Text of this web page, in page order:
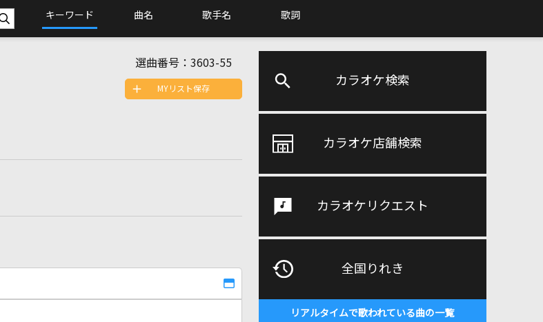
キーワード 曲名 歌手名 歌詞
カラオケ検索
カラオケ店舗検索
カラオケリクエスト
全国りれき
リアルタイムで歌われている曲の一覧
選曲番号： 3603-55
MYリスト保存